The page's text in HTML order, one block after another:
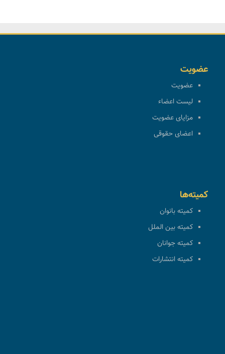
عضویت
عضویت
لیست اعضاء
مزایای عضویت
اعضای حقوقی
کمیته‌ها
کمیته بانوان
کمیته بین الملل
کمیته جوانان
کمیته انتشارات